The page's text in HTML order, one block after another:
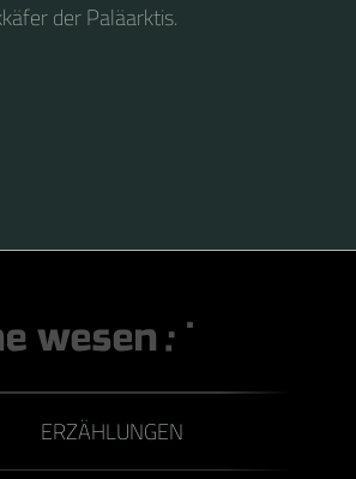
der Paläarktis.
ERZÄHLUNGEN